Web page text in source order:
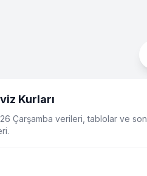
Kurları
Çarşamba verileri, tablolar ve son